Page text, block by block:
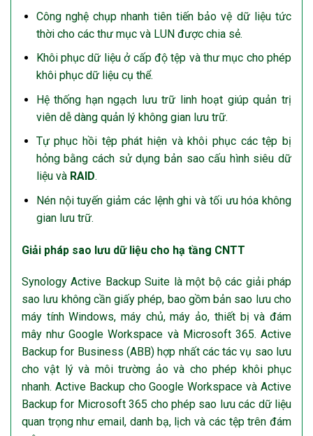
Công nghệ chụp nhanh tiên tiến bảo vệ dữ liệu tức
thời cho các thư mục và LUN được chia sẻ.
Khôi phục dữ liệu ở cấp độ tệp và thư mục cho phép
khôi phục dữ liệu cụ thể.
Hệ thống hạn ngạch lưu trữ linh hoạt giúp quản trị
viên dễ dàng quản lý không gian lưu trữ.
Tự phục hồi tệp phát hiện và khôi phục các tệp bị
hỏng bằng cách sử dụng bản sao cấu hình siêu dữ
liệu và RAID.
Nén nội tuyến giảm các lệnh ghi và tối ưu hóa không
gian lưu trữ.
Giải pháp sao lưu dữ liệu cho hạ tầng CNTT
Synology Active Backup Suite là một bộ các giải pháp
sao lưu không cần giấy phép, bao gồm bản sao lưu cho
máy tính Windows, máy chủ, máy ảo, thiết bị và đám
mây như Google Workspace và Microsoft 365. Active
Backup for Business (ABB) hợp nhất các tác vụ sao lưu
cho vật lý và môi trường ảo và cho phép khôi phục
nhanh. Active Backup cho Google Workspace và Active
Backup for Microsoft 365 cho phép sao lưu các dữ liệu
quan trọng như email, danh bạ, lịch và các tệp trên đám